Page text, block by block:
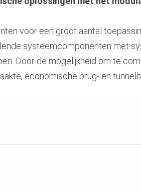
voor een groot aantal
systeemcomponenten met
Door de mogelijkheid om te
economische brug- en